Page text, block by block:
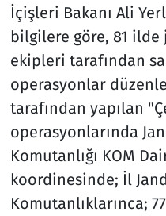
İçişleri Bakanı Ali
bilgilere göre, 81
ekipleri tarafından
operasyonlar
tarafından yapılan
operasyonlarında
Komutanlığı KOM
koordinesinde; İl
Komutanlıklarınca;
Seçim 2023
Spor
Teknoloji ve Bilim
Televizyon